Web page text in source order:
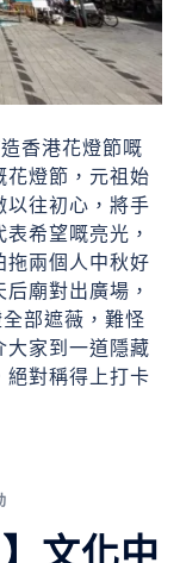
香港花燈節嘅
花燈節，元祖始
以往初心，將手
希望嘅亮光，
拖兩個人中秋好
廟對出廣場，
部遮薇，難怪
大家到一道隱藏
絕對稱得上打卡
文化中